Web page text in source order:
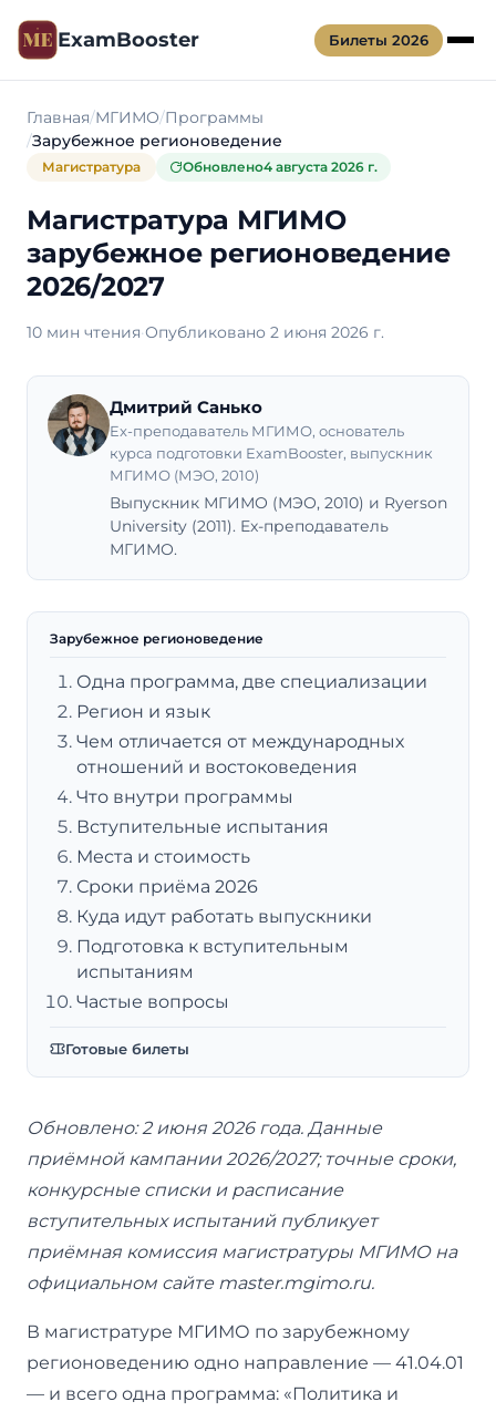
ExamBooster Билеты 2026
Главная МГИМО Программы
Зарубежное регионоведение
Магистратура Обновлено4 августа 2026 г.
Магистратура МГИМО
зарубежное регионоведение
2026/2027
10 мин чтения·Опубликовано 2 июня 2026 г.
Дмитрий Санько
Ex-преподаватель МГИМО, основатель
курса подготовки ExamBooster, выпускник
МГИМО (МЭО, 2010)
Выпускник МГИМО (МЭО, 2010) и Ryerson
University (2011). Ex-преподаватель
МГИМО.
Зарубежное регионоведение
Одна программа, две специализации
Регион и язык
Чем отличается от международных
отношений и востоковедения
Что внутри программы
Вступительные испытания
Места и стоимость
Сроки приёма 2026
Куда идут работать выпускники
Подготовка к вступительным
испытаниям
Частые вопросы
Готовые билеты
Обновлено: 2 июня 2026 года. Данные
приёмной кампании 2026/2027; точные сроки,
конкурсные списки и расписание
вступительных испытаний публикует
приёмная комиссия магистратуры МГИМО на
официальном сайте master.mgimo.ru.
В магистратуре МГИМО по зарубежному
регионоведению одно направление — 41.04.01
— и всего одна программа: «Политика и